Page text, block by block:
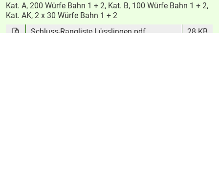
Kat. A, 200 Würfe Bahn 1 + 2, Kat. B, 100 Würfe Bahn 1 + 2,
Kat. AK, 2 x 30 Würfe Bahn 1 + 2
Schluss-Rangliste Lüsslingen.pdf
28 KB